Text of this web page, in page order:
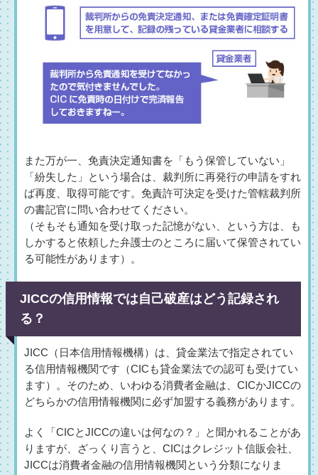
また万が一、免責決定通知書を「もう保管していない」
「紛失した」という場合は、裁判所に再発行の申請をすれ
ば再度、取得可能です。免責許可決定を受けた管轄裁判所
の書記官に問い合わせてください。
（そもそも通知を受け取った記憶がない、という方は、も
しかすると依頼した弁護士のところに届いて保管されてい
る可能性があります）。
JICCの信用情報では自己破産はどう記録され
る？
JICC（日本信用情報機構）は、貸金業法で指定されてい
る信用情報機関です（CICも貸金業法での認可も受けてい
ます）。そのため、いわゆる消費者金融は、CICかJICCの
どちらかの信用情報機関に必ず加盟する義務があります。
よく「CICとJICCの違いは何なの？」と聞かれることがあ
りますが、ざっくり言うと、CICはクレジット信販会社、
JICCは消費者金融の信用情報機関という分類になりま